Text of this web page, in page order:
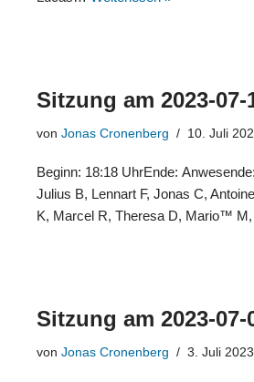
Sitzung am 2023-07-
von Jonas Cronenberg 10. Juli
Beginn: 18:18 UhrEnde:
Julius B, Lennart F, Jonas C,
K, Marcel R, Theresa D, Mario™
Sitzung am 2023-07-
von Jonas Cronenberg 3. Juli 2023